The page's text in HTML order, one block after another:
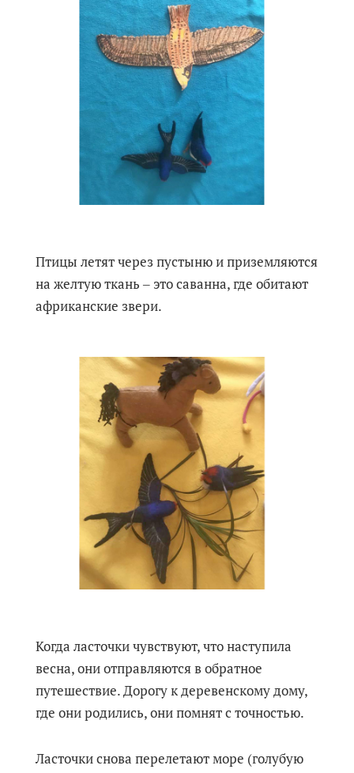
Птицы летят через пустыню и приземляются
на желтую ткань ‒ это саванна, где обитают
африканские звери.
Когда ласточки чувствуют, что наступила
весна, они отправляются в обратное
путешествие. Дорогу к деревенскому дому,
где они родились, они помнят с точностью.
Ласточки снова перелетают море (голубую